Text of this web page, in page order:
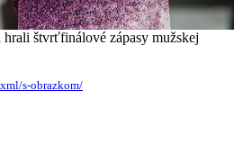
hrali štvrťfinálové zápasy mužskej
s-obrazkom/